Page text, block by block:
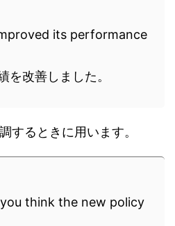
its performance
を改善しました。
するときに用います。
think the new policy